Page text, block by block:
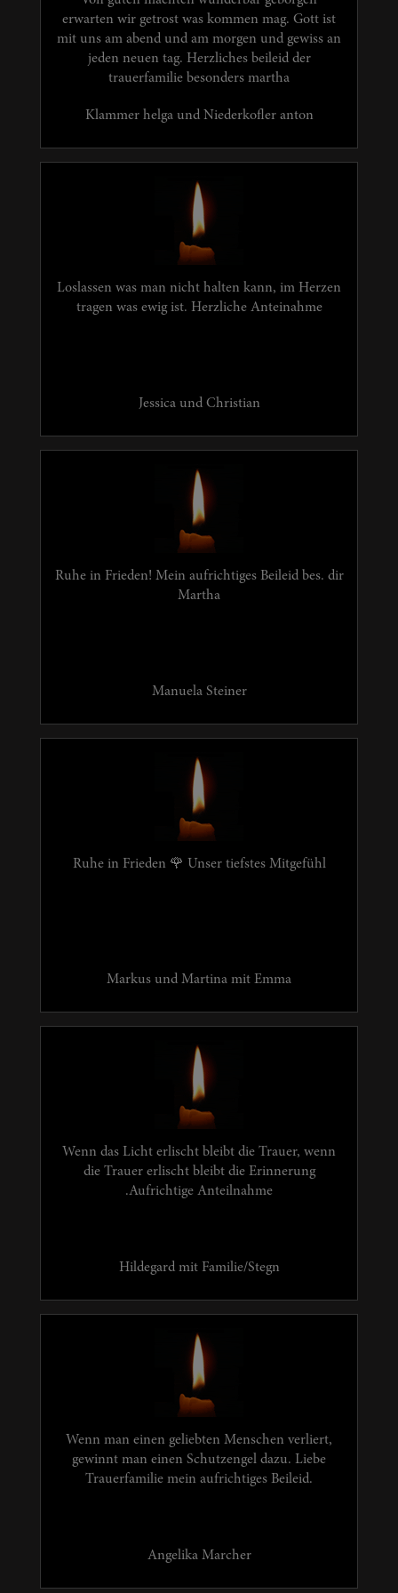
erwarten wir getrost was kommen mag. Gott ist
mit uns am abend und am morgen und gewiss an
jeden neuen tag. Herzliches beileid der
trauerfamilie besonders martha
Klammer helga und Niederkofler anton
Loslassen was man nicht halten kann, im Herzen
tragen was ewig ist. Herzliche Anteinahme
Jessica und Christian
Ruhe in Frieden! Mein aufrichtiges Beileid bes. dir
Martha
Manuela Steiner
Ruhe in Frieden 🌹 Unser tiefstes Mitgefühl
Markus und Martina mit Emma
Wenn das Licht erlischt bleibt die Trauer, wenn
die Trauer erlischt bleibt die Erinnerung
.Aufrichtige Anteilnahme
Hildegard mit Familie/Stegn
Wenn man einen geliebten Menschen verliert,
gewinnt man einen Schutzengel dazu. Liebe
Trauerfamilie mein aufrichtiges Beileid.
Angelika Marcher